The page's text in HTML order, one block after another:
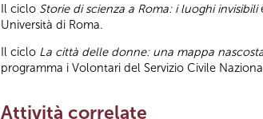
Il ciclo Storie di scienza a Roma: i luoghi invisibili
Università di Roma.
Il ciclo La città delle donne: una mappa
programma i Volontari del Servizio Civile
Attività correlate